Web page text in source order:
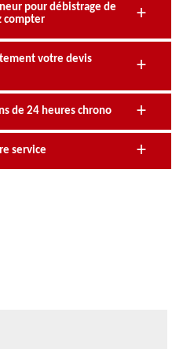
pour débistrage de
compter
votre devis
de 24 heures chrono
service